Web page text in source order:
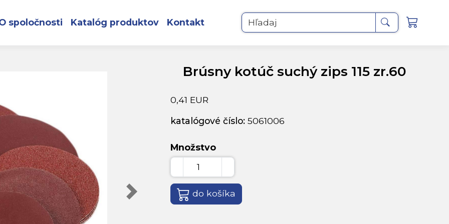
spoločnosti Katalóg produktov Kontakt Hľadaj
Brúsny kotúč suchý zips 115 zr.60
0,41 EUR
katalógové číslo:5061006
Množstvo
do košíka